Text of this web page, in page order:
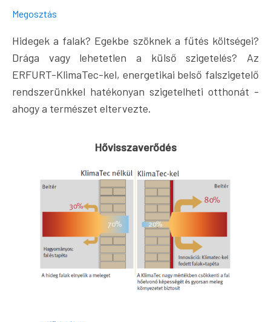
Megosztás
Hidegek a falak? Egekbe szöknek a fűtés költségei?
Drága vagy lehetetlen a külső szigetelés? Az
ERFURT-KlimaTec-kel, energetikai belső falszigetelő
rendszerünkkel hatékonyan szigetelheti otthonát -
ahogy a természet eltervezte.
Hővisszaverődés